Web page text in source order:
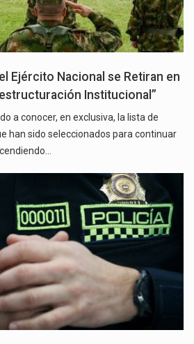
Ejército Nacional se Retiran en
Institucional”
a conocer, en exclusiva, la lista de
han sido seleccionados para continuar